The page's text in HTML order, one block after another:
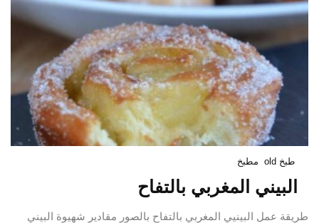
طبخ old مطبخ
البيني المغربي بالتفاح
طريقة عمل البينيي المغربي بالتفاح بالصور مقادير شهيوة البيني